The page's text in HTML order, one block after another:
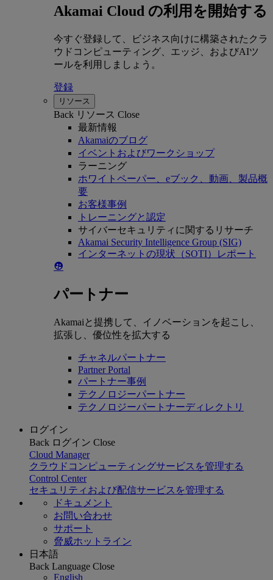
Akamai Cloud の利用を開始する
今すぐ登録して、ビジネス向けに構築されたクラ
ウドコンピューティング、エッジ、およびAIツ
ールを利用しましょう。
登録
リソース
Back リソース Close
最新情報
Akamaiのブログ
イベントおよびワークショップ
ラーニング
ホワイトペーパー、eブック、動画、製品概
要
お客様事例
トレーニングと認定
サイバーセキュリティに関するリサーチ
Akamai Security Intelligence Group (SIG)
インターネットの現状（SOTI）レポート
パートナー
Akamaiと提携して、イノベーションを起こし、
拡張し、優位性を拡大する
チャネルパートナー
Partner Portal
パートナー事例
テクノロジーパートナー
テクノロジーパートナーディレクトリ
ログイン
Back ログイン Close
Cloud Manager
クラウドコンピューティングサービスを管理する
Control Center
セキュリティおよび配信サービスを管理する
ドキュメント
お問い合わせ
サポート
脅威ホットライン
日本語
Back Language Close
English